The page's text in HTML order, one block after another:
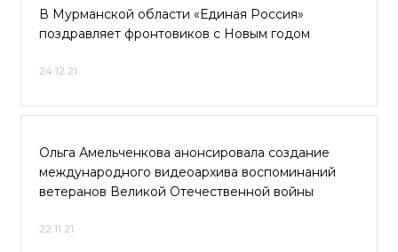
В Мурманской области «Единая Россия»
поздравляет фронтовиков с Новым годом
24.12.21
Ольга Амельченкова анонсировала создание
международного видеоархива воспоминаний
ветеранов Великой Отечественной войны
22.11.21